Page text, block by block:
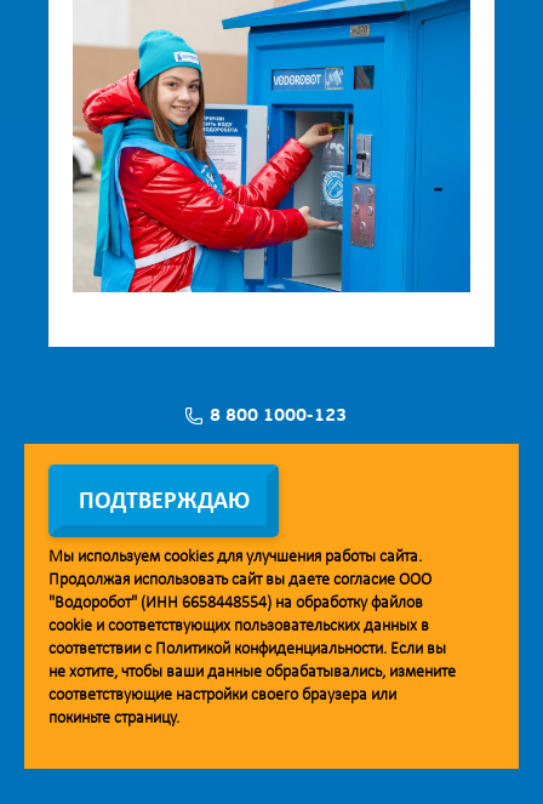
8 800 1000-123
Заявка на установку
Мобильное приложение Vodorobot
ПОДТВЕРЖДАЮ
Мы используем cookiesдля улучшения работы сайта.
Продолжая использовать сайт вы даете согласие ООО
"Водоробот" (ИНН 6658448554) на обработку файлов
cookie и соответствующих пользовательских данных в
соответствии с Политикой конфиденциальности. Если вы
не хотите, чтобы ваши данные обрабатывались, измените
соответствующие настройки своего браузера или
покиньте страницу.